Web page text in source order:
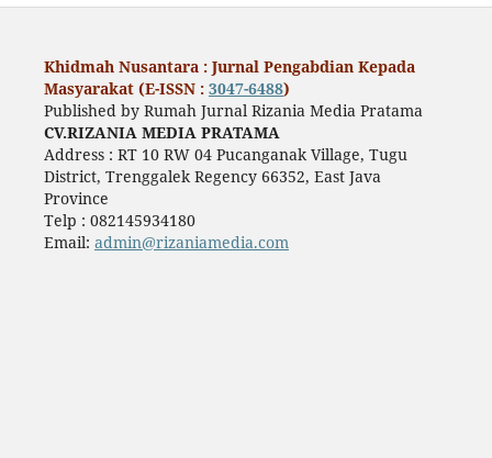
Khidmah Nusantara : Jurnal Pengabdian Kepada
Masyarakat (E-ISSN : 3047-6488)
Published by Rumah Jurnal Rizania Media Pratama
CV.RIZANIA MEDIA PRATAMA
Address : RT 10 RW 04 Pucanganak Village, Tugu
District, Trenggalek Regency 66352, East Java
Province
Telp : 082145934180
Email: admin@rizaniamedia.com